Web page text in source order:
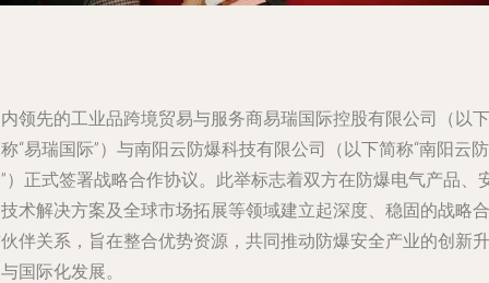
领先的工业品跨境贸易与服务商易瑞国际控股有限公司（以下
“易瑞国际”）与南阳云防爆科技有限公司（以下简称“南阳云防
）正式签署战略合作协议。此举标志着双方在防爆电气产品、
术解决方案及全球市场拓展等领域建立起深度、稳固的战略合
伴关系，旨在整合优势资源，共同推动防爆安全产业的创新升
国际化发展。